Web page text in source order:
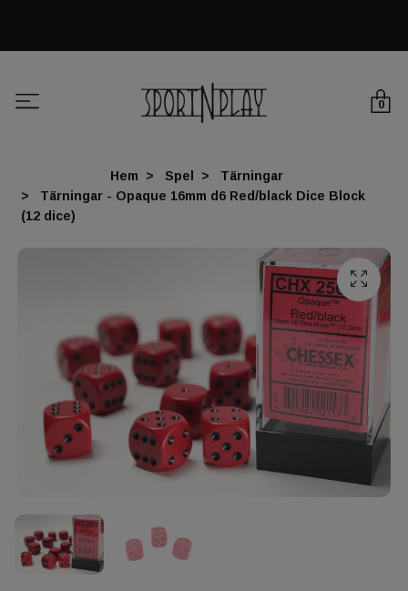
0
Hem Spel
Tärningar
Tärningar - Opaque 16mm d6 Red/black Dice Block
(12 dice)